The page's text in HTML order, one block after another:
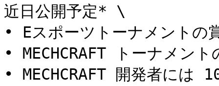
近日公開予定* \
• Eスポーツトーナメント
• MECHCRAFT トーナメン
• MECHCRAFT 開発者には